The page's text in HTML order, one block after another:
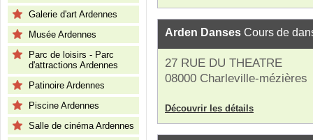
Galerie d'art Ardennes
Musée Ardennes
Parc de loisirs - Parc
d'attractions Ardennes
Patinoire Ardennes
Piscine Ardennes
Salle de cinéma Ardennes
Arden Danses Cours de
27 RUE DU THEATRE
08000 Charleville-mézières
Découvrir les détails